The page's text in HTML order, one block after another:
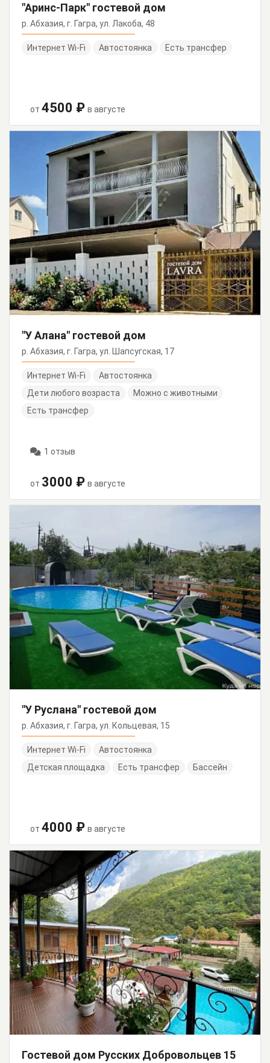
"Аринс-Парк" гостевой дом
р. Абхазия, г. Гагра, ул. Лакоба, 48
Интернет Wi-Fi Автостоянка Есть трансфер
от 4500 ₽ в августе
"У Алана" гостевой дом
р. Абхазия, г. Гагра, ул. Шапсугская, 17
Интернет Wi-Fi
Автостоянка
Дети любого возраста
Можно с животными
Есть трансфер
1 отзыв
от 3000 ₽ в августе
"У Руслана" гостевой дом
р. Абхазия, г. Гагра, ул. Кольцевая, 15
Интернет Wi-Fi
Автостоянка
Детская площадка
Есть трансфер Бассейн
от 4000 ₽ в августе
Гостевой дом Русских Добровольцев 15